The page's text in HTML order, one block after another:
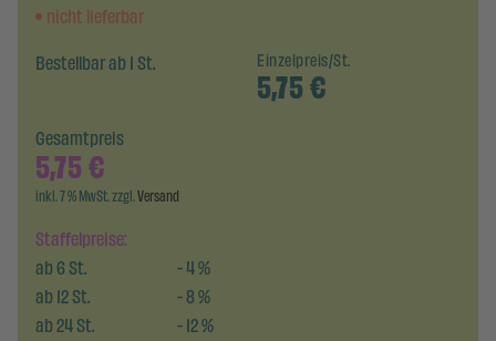
nicht lieferbar
Bestellbar ab 1 St.
Einzelpreis/St.
5,75€
Staffelpreise:
ab6St. -4%
ab12St. -8%
ab24St. -12%
Gesamtpreis
5,75€
inkl. 7 % MwSt. zzgl.Versand